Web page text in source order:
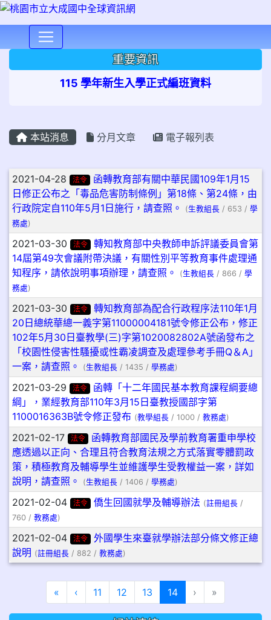
重要資訊
115 學年新生入學正式編班資料
本站消息 分月文章 電子報列表
文章列表
2021-04-28 法令
函轉教育部有關中華民國109年1月15
日修正公布之「毒品危害防制條例」第18條、第24條，由
行政院定自110年5月1日施行，請查照。
(生教組長 / 653 / 學
務處)
2021-03-30 法令
轉知教育部中央教師申訴評議委員會第
14屆第49次會議附帶決議，有關性別平等教育事件處理通
知程序，請依說明事項辦理，請查照。
(生教組長 / 866 / 學
務處)
2021-03-30 法令
轉知教育部為配合行政程序法110年1月
20日總統華總一義字第11000004181號令修正公布，修正
102年5月30日臺教學(三)字第1020082802A號函發布之
「校園性侵害性騷擾或性霸凌調查及處理參考手冊Q＆A」
一案，請查照。
(生教組長 / 1435 / 學務處)
2021-03-29 法令
函轉「十二年國民基本教育課程綱要總
綱」，業經教育部110年3月15日臺教授國部字第
1100016363B號令修正發布 (教學組長 / 1000 / 教務處)
2021-02-17 法令
函轉教育部國民及學前教育署重申學校
應透過以正向、合理且符合教育法規之方式落實零體罰政
策，積極教育及輔導學生並維護學生受教權益一案，詳如
說明，請查照。
(生教組長 / 1406 / 學務處)
2021-02-04 法令 僑生回國就學及輔導辦法 (註冊組長/
760 / 教務處)
2021-02-04 法令
外國學生來臺就學辦法部分條文修正總
說明 (註冊組長 / 882 / 教務處)
« 第一頁
‹ 上一頁
11 12 13 14(目前頁次)
› »